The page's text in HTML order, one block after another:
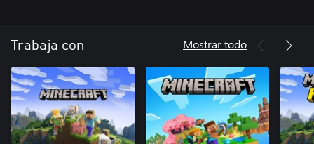
Trabaja con Mostrar todo